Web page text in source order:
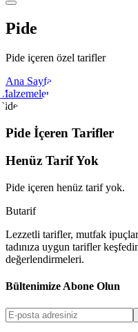
Pide
Pide içeren özel tarifler
Ana Sayfa
Pide İçeren Tarifler
Henüz Tarif Yok
Pide içeren henüz tarif yok.
Butarif
Lezzetli tarifler, mutfak
tadınıza uygun tarifler
değerlendirmeleri.
Bültenimize Abone Olun